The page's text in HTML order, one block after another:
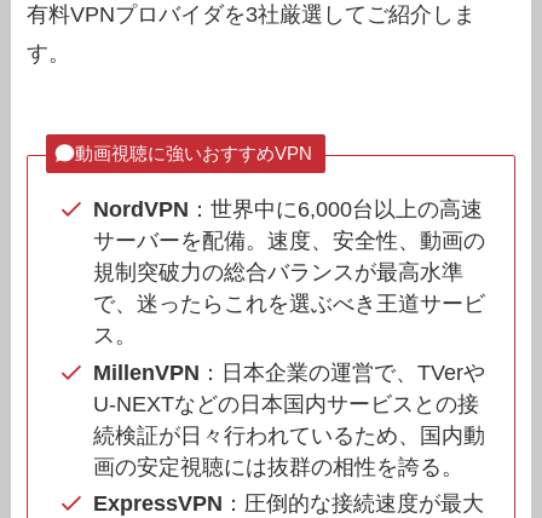
有料VPNプロバイダを3社厳選してご紹介しま
す。
動画視聴に強いおすすめVPN
NordVPN ：世界中に6,000台以上の高速
サーバーを配備。速度、安全性、動画の
規制突破力の総合バランスが最高水準
で、迷ったらこれを選ぶべき王道サービ
ス。
MillenVPN ：日本企業の運営で、TVerや
U-NEXTなどの日本国内サービスとの接
続検証が日々行われているため、国内動
画の安定視聴には抜群の相性を誇る。
ExpressVPN ：圧倒的な接続速度が最大